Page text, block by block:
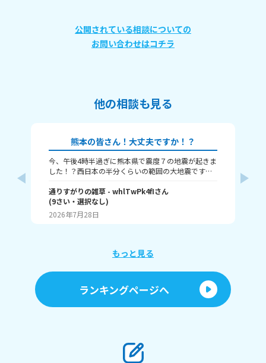
公開されている相談についての
お問い合わせはコチラ
他の相談も見る
熊本の皆さん！大丈夫ですか！？
今、午後4時半過ぎに熊本県で震度７の地震が起きま
した！？西日本の半分くらいの範囲の大地震です。
な！？
通りすがりの雑草 - whlTwPk4fIさん
(9さい・ 選択なし)
2026年7月28日
もっと見る
ランキングページへ